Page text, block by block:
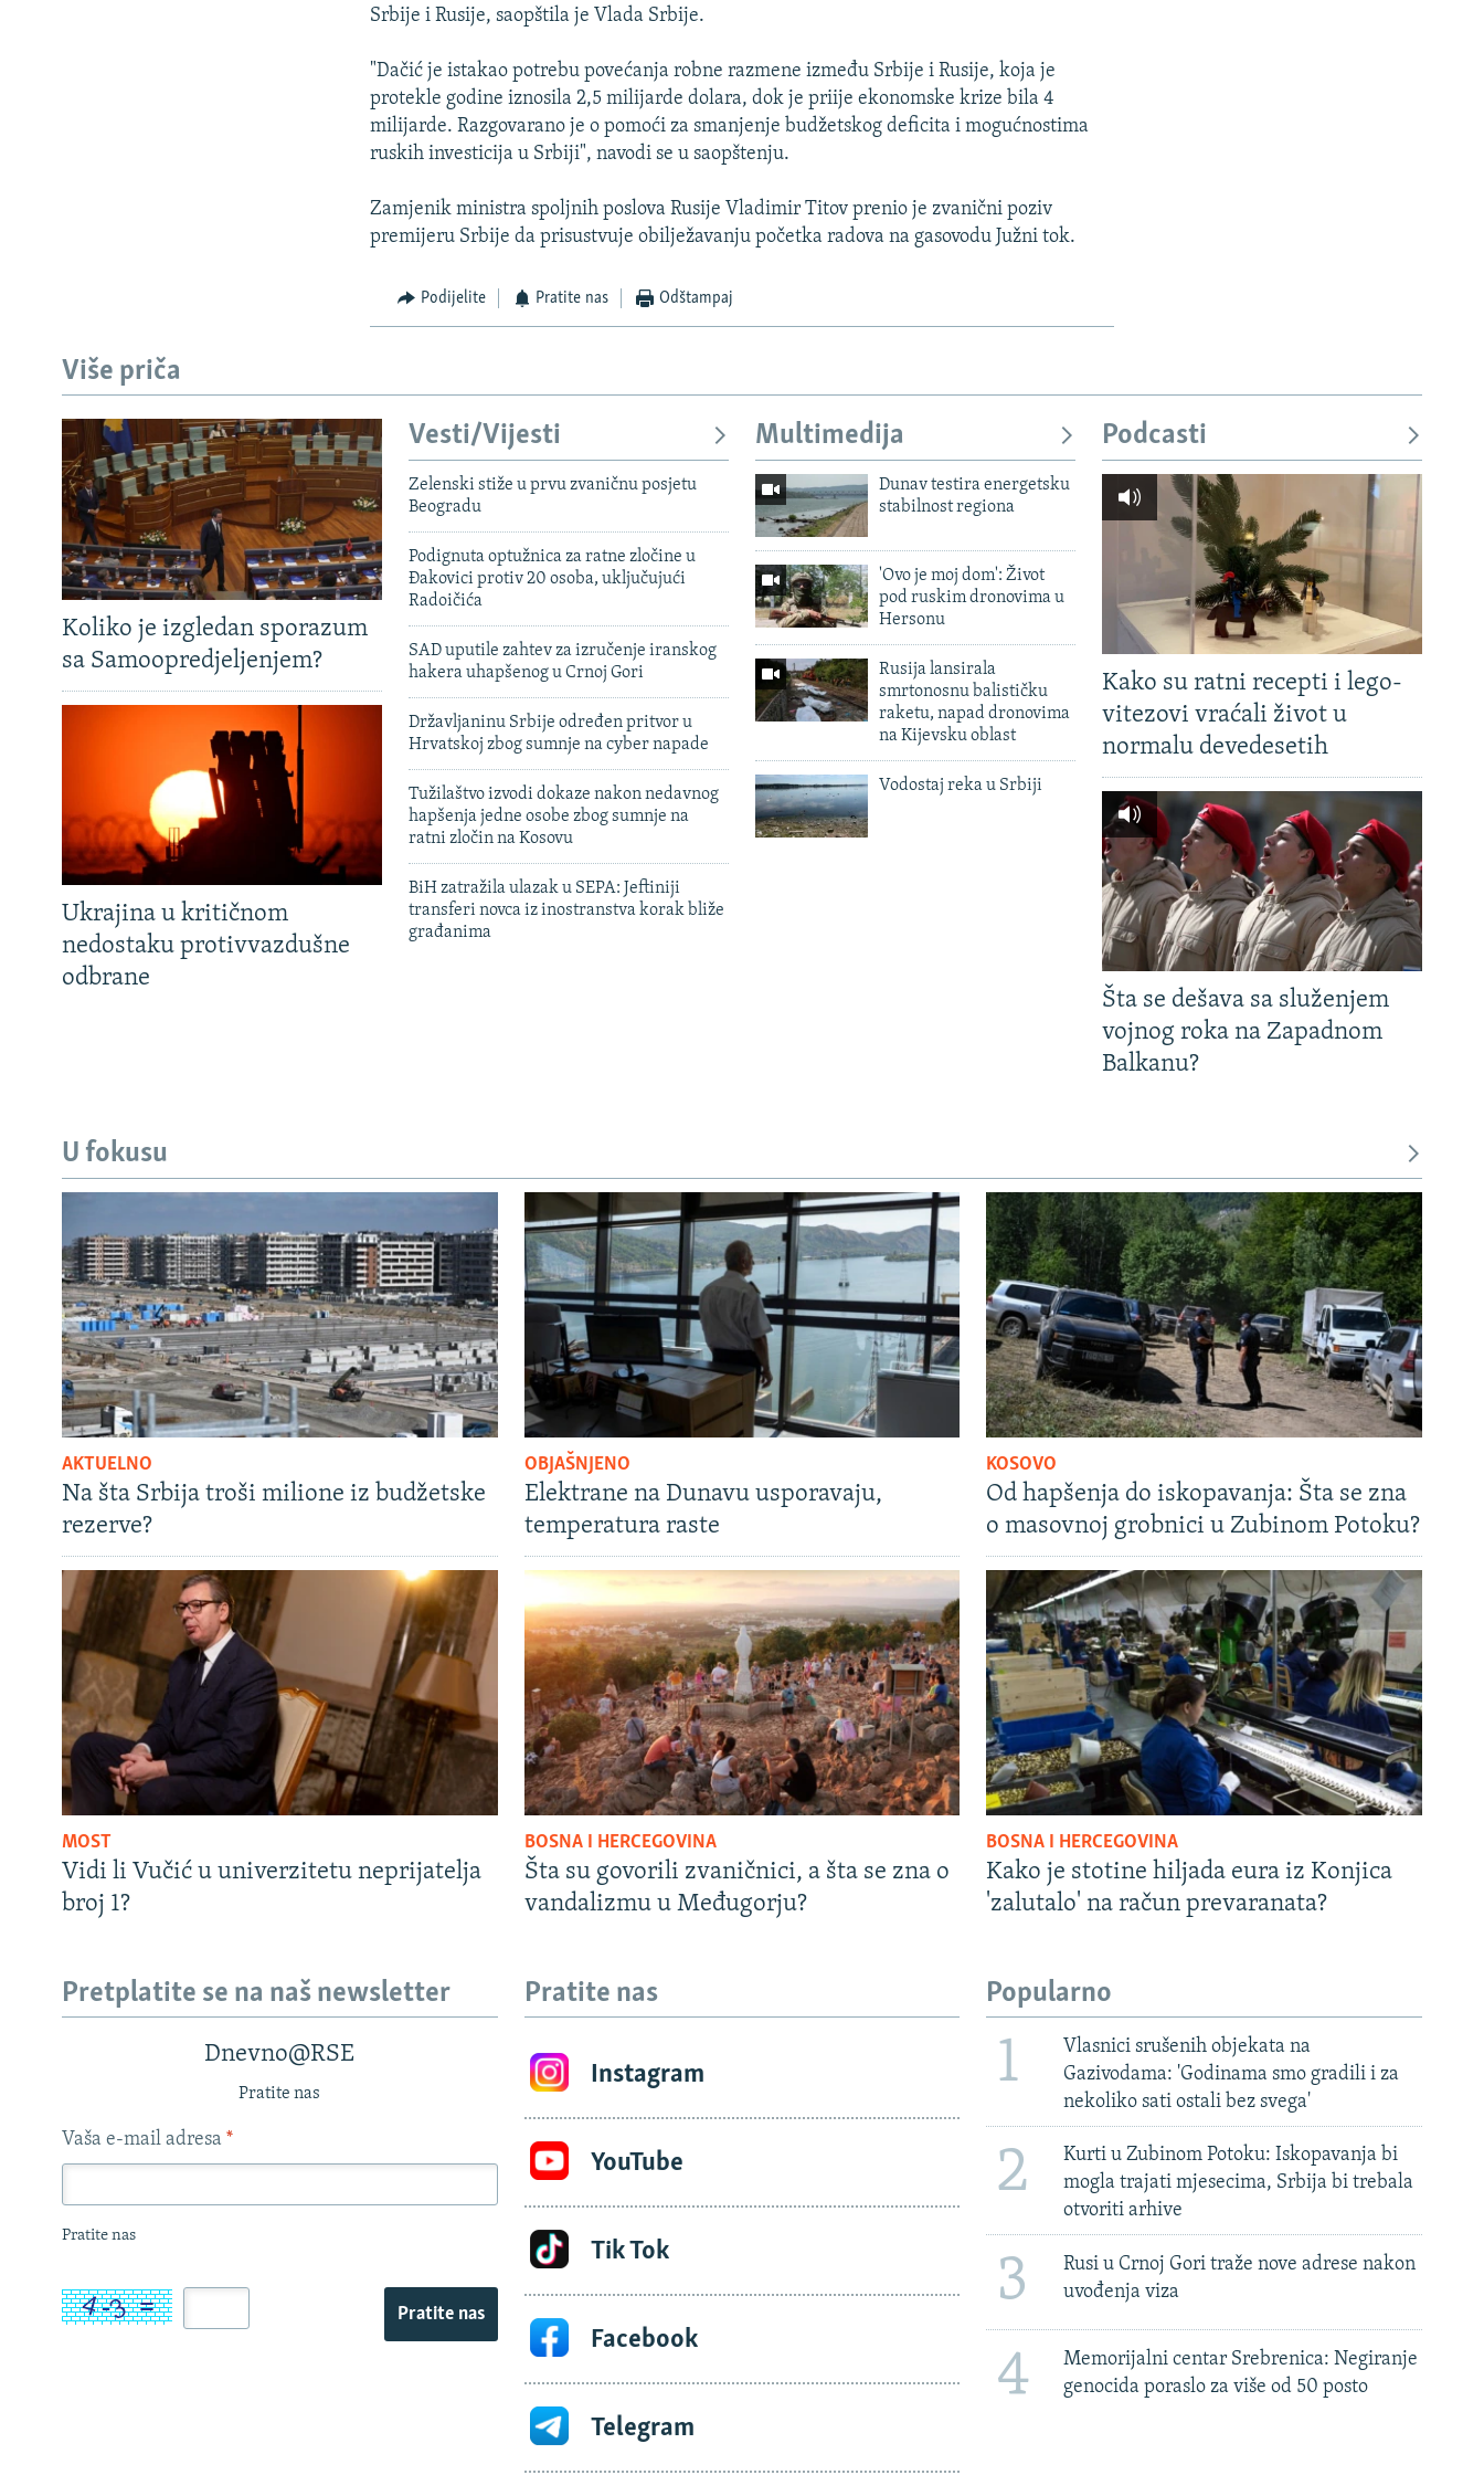
TRI DECENIJE OD RATA U BIH
SVE KARTE DEJTONA
NASTANAK I RASPAD JUGOSLAVIJE
Srbije i Rusije, saopštila je Vlada Srbije.
"Dačić je istakao potrebu povećanja robne razmene između Srbije i Rusije, koja je
protekle godine iznosila 2,5 milijarde dolara, dok je priije ekonomske krize bila 4
milijarde. Razgovarano je o pomoći za smanjenje budžetskog deficita i mogućnostima
ruskih investicija u Srbiji", navodi se u saopštenju.
Zamjenik ministra spoljnih poslova Rusije Vladimir Titov prenio je zvanični poziv
premijeru Srbije da prisustvuje obilježavanju početka radova na gasovodu Južni tok.
Podijelite Pratite nas Odštampaj
Više priča
Koliko je izgledan sporazum
sa Samoopredjeljenjem?
Ukrajina u kritičnom
nedostaku protivvazdušne
odbrane
Vesti/Vijesti
Zelenski stiže u prvu zvaničnu posjetu
Beogradu
Podignuta optužnica za ratne zločine u
Đakovici protiv 20 osoba, uključujući
Radoičića
SAD uputile zahtev za izručenje iranskog
hakera uhapšenog u Crnoj Gori
Državljaninu Srbije određen pritvor u
Hrvatskoj zbog sumnje na cyber napade
Tužilaštvo izvodi dokaze nakon nedavnog
hapšenja jedne osobe zbog sumnje na
ratni zločin na Kosovu
BiH zatražila ulazak u SEPA: Jeftiniji
transferi novca iz inostranstva korak bliže
građanima
Multimedija
Dunav testira energetsku
stabilnost regiona
'Ovo je moj dom': Život
pod ruskim dronovima u
Hersonu
Rusija lansirala
smrtonosnu balističku
raketu, napad dronovima
na Kijevsku oblast
Vodostaj reka u Srbiji
Podcasti
Kako su ratni recepti i lego-
vitezovi vraćali život u
normalu devedesetih
Šta se dešava sa služenjem
vojnog roka na Zapadnom
Balkanu?
U fokusu
AKTUELNO
Na šta Srbija troši milione iz budžetske
rezerve?
OBJAŠNJENO
Elektrane na Dunavu usporavaju,
temperatura raste
KOSOVO
Od hapšenja do iskopavanja: Šta se zna
o masovnoj grobnici u Zubinom Potoku?
MOST
Vidi li Vučić u univerzitetu neprijatelja
broj 1?
BOSNA I HERCEGOVINA
Šta su govorili zvaničnici, a šta se zna o
vandalizmu u Međugorju?
BOSNA I HERCEGOVINA
Kako je stotine hiljada eura iz Konjica
'zalutalo' na račun prevaranata?
Pretplatite se na naš newsletter
Dnevno@RSE
Pratite nas
Vaša e-mail adresa *
Pratite nas
Pratite nas
Pratite nas
Instagram
YouTube
Tik Tok
Facebook
Telegram
Popularno
1
Vlasnici srušenih objekata na
Gazivodama: 'Godinama smo gradili i za
nekoliko sati ostali bez svega'
2
Kurti u Zubinom Potoku: Iskopavanja bi
mogla trajati mjesecima, Srbija bi trebala
otvoriti arhive
3
Rusi u Crnoj Gori traže nove adrese nakon
uvođenja viza
4
Memorijalni centar Srebrenica: Negiranje
genocida poraslo za više od 50 posto